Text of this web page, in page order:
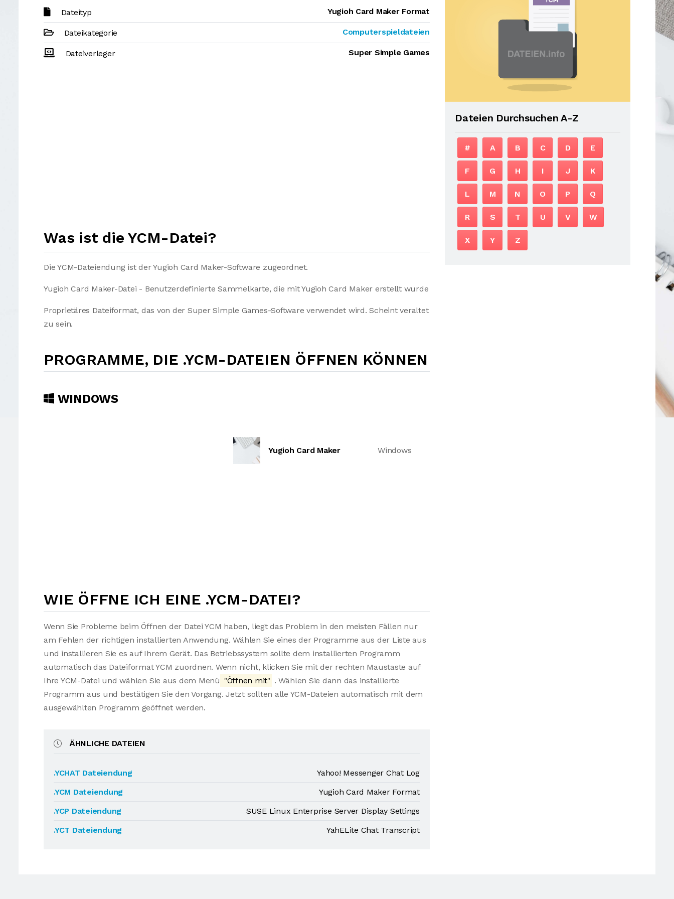
Dateityp Yugioh Card Maker Format
Dateikategorie Computerspieldateien
Dateiverleger Super Simple Games
Was ist die YCM-Datei?
Die YCM-Dateiendung ist der Yugioh Card Maker-Software zugeordnet.
Yugioh Card Maker-Datei - Benutzerdefinierte Sammelkarte, die mit Yugioh Card Maker erstellt wurde
Proprietäres Dateiformat, das von der Super Simple Games-Software verwendet wird. Scheint veraltet
zu sein.
PROGRAMME, DIE .YCM-DATEIEN ÖFFNEN KÖNNEN
WINDOWS
Yugioh Card Maker Windows
WIE ÖFFNE ICH EINE .YCM-DATEI?
Wenn Sie Probleme beim Öffnen der Datei YCM haben, liegt das Problem in den meisten Fällen nur
am Fehlen der richtigen installierten Anwendung. Wählen Sie eines der Programme aus der Liste aus
und installieren Sie es auf Ihrem Gerät. Das Betriebssystem sollte dem installierten Programm
automatisch das Dateiformat YCM zuordnen. Wenn nicht, klicken Sie mit der rechten Maustaste auf
Ihre YCM-Datei und wählen Sie aus dem Menü "Öffnen mit" . Wählen Sie dann das installierte
Programm aus und bestätigen Sie den Vorgang. Jetzt sollten alle YCM-Dateien automatisch mit dem
ausgewählten Programm geöffnet werden.
ÄHNLICHE DATEIEN
.YCHAT Dateiendung
Yahoo! Messenger Chat Log
.YCM Dateiendung
Yugioh Card Maker Format
.YCP Dateiendung
SUSE Linux Enterprise Server Display Settings
.YCT Dateiendung
YahELite Chat Transcript
Dateien Durchsuchen A-Z
# A B C D E
F G H I J K
L M N O P Q
R S T U V W
X Y Z